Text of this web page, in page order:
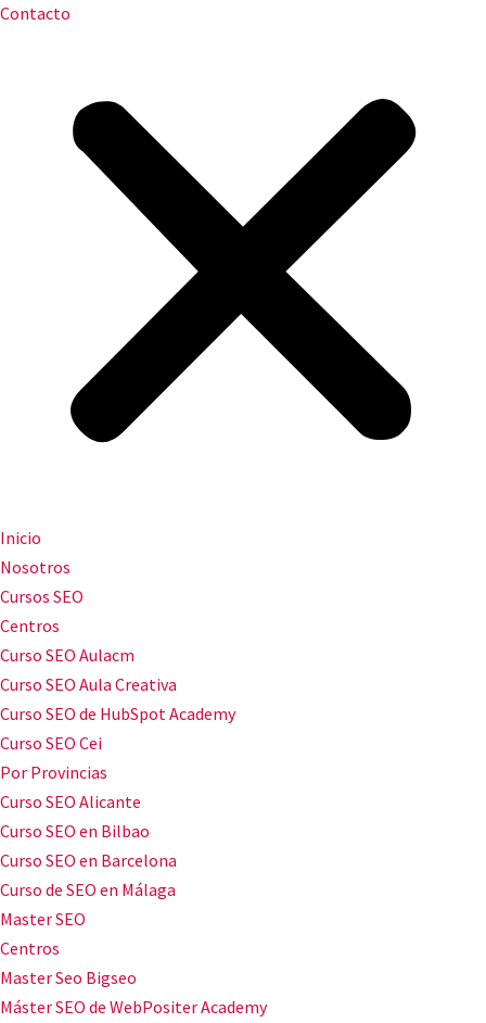
Contacto
Inicio
Nosotros
Cursos SEO
Centros
Curso SEO Aulacm
Curso SEO Aula Creativa
Curso SEO de HubSpot Academy
Curso SEO Cei
Por Provincias
Curso SEO Alicante
Curso SEO en Bilbao
Curso SEO en Barcelona
Curso de SEO en Málaga
Master SEO
Centros
Master Seo Bigseo
Máster SEO de WebPositer Academy